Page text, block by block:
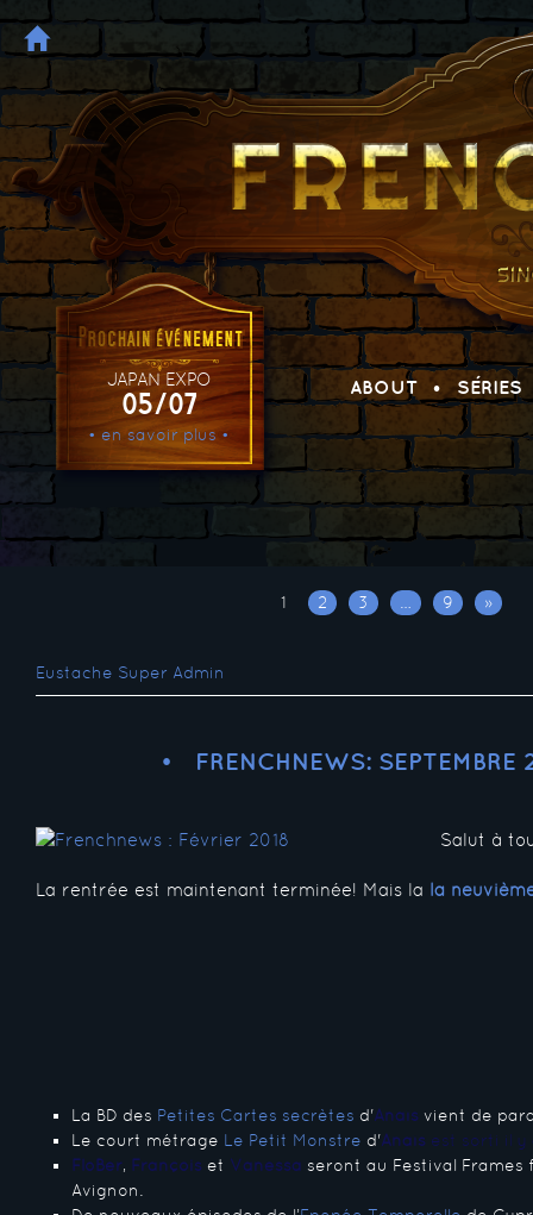
JAPAN EXPO
05/07
• en savoir plus •
ABOUT SÉRIES
1 2 3 9 »
Eustache Super Admin
FRENCHNEWS: SEPTEMBRE
Salut à
La rentrée est maintenant terminée! Mais la la
La BD des Petites Cartes secrètes d'Anaïs vient de
Le court métrage Le Petit Monstre d'Anaïs est sorti il y
FloBer, François et Vanessa seront au Festival Frames
Avignon.